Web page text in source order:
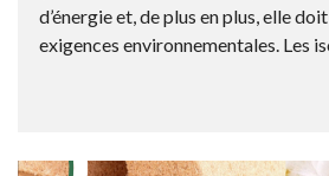
d’énergie et, de plus en plus, elle
exigences environnementales. Les